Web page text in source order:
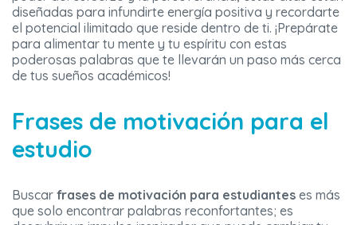
diseñadas para infundirte energía positiva y recordarte
el potencial ilimitado que reside dentro de ti. ¡Prepárate
para alimentar tu mente y tu espíritu con estas
poderosas palabras que te llevarán un paso más cerca
de tus sueños académicos!
Frases de motivación para el
estudio
Buscar frases de motivación para estudiantes es más
que solo encontrar palabras reconfortantes; es